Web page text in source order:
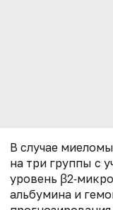
В случае
на три группы с
уровень
альбумина и